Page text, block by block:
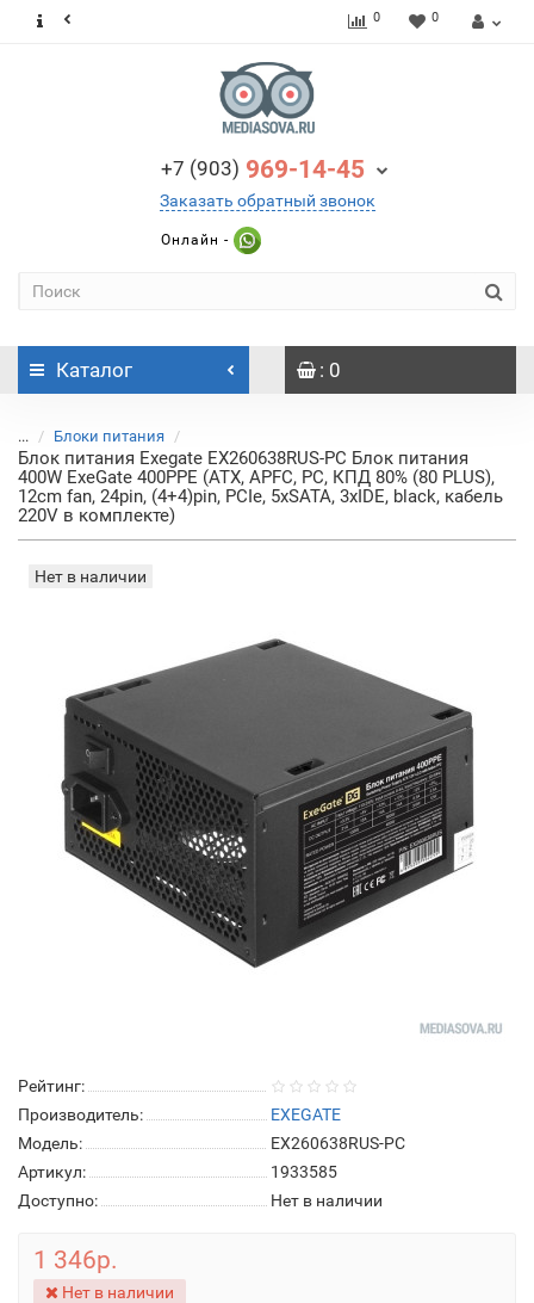
0 0
+7 (903) 969-14-45
Заказать обратный звонок
Онлайн -
Каталог : 0
... Блоки питания
Блок питания Exegate EX260638RUS-PC Блок питания
400W ExeGate 400PPE (ATX, APFC, PC, КПД 80% (80 PLUS),
12cm fan, 24pin, (4+4)pin, PCIe, 5xSATA, 3xIDE, black, кабель
220V в комплекте)
Нет в наличии
Рейтинг:
Производитель:
EXEGATE
Модель:
EX260638RUS-PC
Артикул:
1933585
Доступно:
Нет в наличии
1 346р.
Нет в наличии